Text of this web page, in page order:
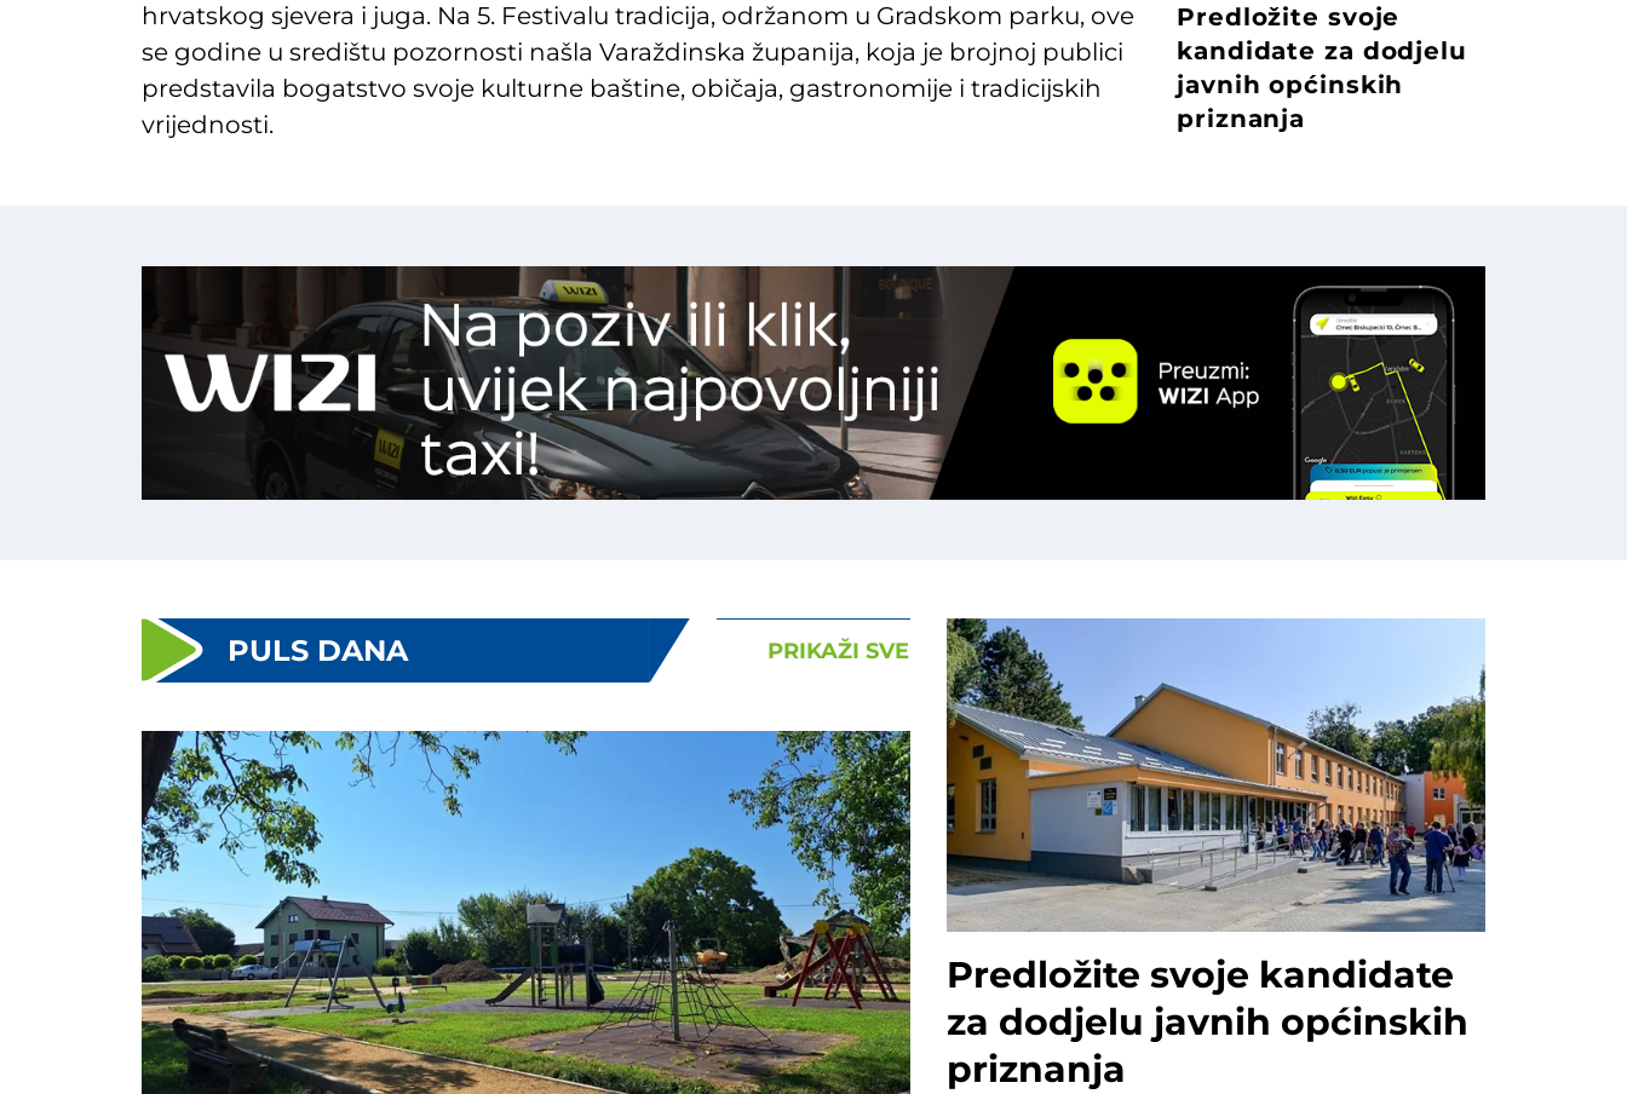
hrvatskog sjevera i juga. Na 5. Festivalu tradicija, održanom u Gradskom parku, ove
se godine u središtu pozornosti našla Varaždinska županija, koja je brojnoj publici
predstavila bogatstvo svoje kulturne baštine, običaja, gastronomije i tradicijskih
vrijednosti.
Predložite svoje
kandidate za dodjelu
javnih općinskih
priznanja
PULS DANA PRIKAŽI SVE
Predložite svoje kandidate
za dodjelu javnih općinskih
priznanja